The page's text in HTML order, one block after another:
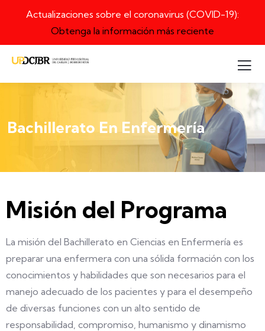
Actualizaciones sobre el coronavirus (COVID-19):
Obtenga la información más reciente
Bachillerato En Enfermería
Misión del Programa
La misión del Bachillerato en Ciencias en Enfermería es
preparar una enfermera con una sólida formación con los
conocimientos y habilidades que son necesarios para el
manejo adecuado de los pacientes y para el desempeño
de diversas funciones con un alto sentido de
responsabilidad, compromiso, humanismo y dinamismo